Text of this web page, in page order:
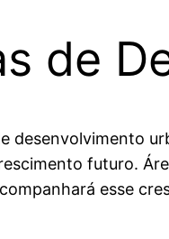
de
desenvolvimento
futuro.
esse